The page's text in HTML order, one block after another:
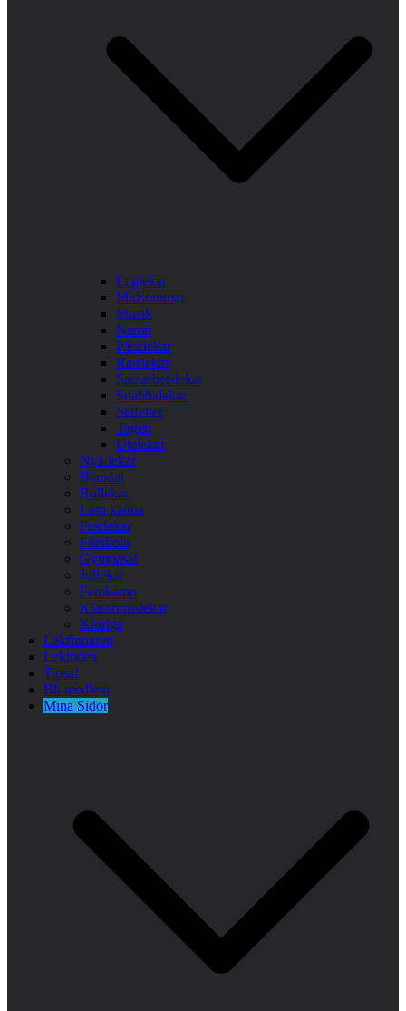
Laglekar
Midsommar
Musik
Namn
Påsklekar
Rastlekar
Samarbetslekar
Snabbalekar
Stafetter
Tagen
Utelekar
Nya lekar
Blandat
Bollekar
Lära känna
Festlekar
Förskola
Gympasal
Jullekar
Femkamp
Klassrumslekar
Kluriga
Lekfinnaren
Lekindex
Tipsa!
Bli medlem
Mina Sidor